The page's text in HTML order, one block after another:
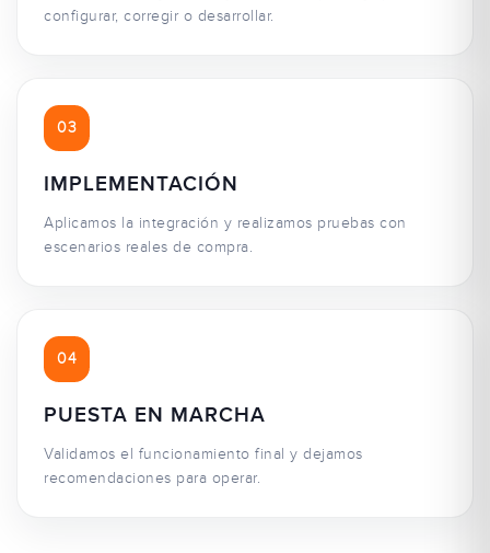
configurar, corregir o desarrollar.
03
IMPLEMENTACIÓN
Aplicamos la integración y realizamos pruebas con
escenarios reales de compra.
04
PUESTA EN MARCHA
Validamos el funcionamiento final y dejamos
recomendaciones para operar.